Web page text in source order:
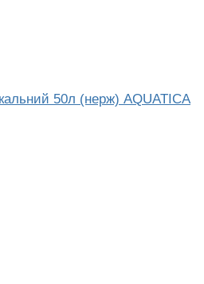
50л (нерж) AQUATICA